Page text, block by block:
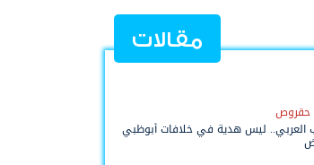
مقالات
حقروص
العربي.. ليس هدية في خلافات أبوظبي